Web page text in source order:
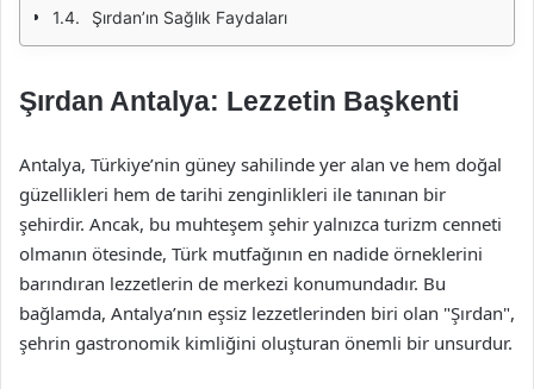
Şırdan’ın Sağlık Faydaları
Şırdan Antalya: Lezzetin Başkenti
Antalya, Türkiye’nin güney sahilinde yer alan ve hem doğal
güzellikleri hem de tarihi zenginlikleri ile tanınan bir
şehirdir. Ancak, bu muhteşem şehir yalnızca turizm cenneti
olmanın ötesinde, Türk mutfağının en nadide örneklerini
barındıran lezzetlerin de merkezi konumundadır. Bu
bağlamda, Antalya’nın eşsiz lezzetlerinden biri olan "Şırdan",
şehrin gastronomik kimliğini oluşturan önemli bir unsurdur.